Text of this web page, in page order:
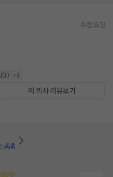
수정 요청
(1 ) +3
이 의사 리뷰보기
💰💰